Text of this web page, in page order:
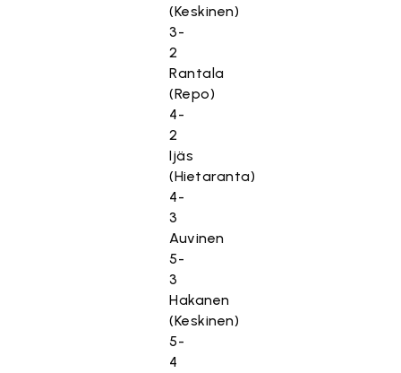
(Keskinen)
3-
2
Rantala
(Repo)
4-
2
Ijäs
(Hietaranta)
4-
3
Auvinen
5-
3
Hakanen
(Keskinen)
5-
4